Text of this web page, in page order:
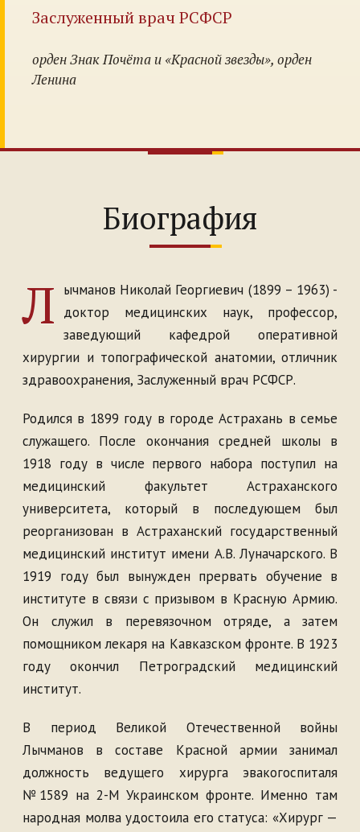
Заслуженный врач РСФСР
орден Знак Почёта и «Красной звезды», орден
Ленина
Биография
Л ычманов Николай Георгиевич (1899 – 1963) -
доктор медицинских наук, профессор,
заведующий кафедрой оперативной
хирургии и топографической анатомии, отличник
здравоохранения, Заслуженный врач РСФСР.
Родился в 1899 году в городе Астрахань в семье
служащего. После окончания средней школы в
1918 году в числе первого набора поступил на
медицинский факультет Астраханского
университета, который в последующем был
реорганизован в Астраханский государственный
медицинский институт имени А.В. Луначарского. В
1919 году был вынужден прервать обучение в
институте в связи с призывом в Красную Армию.
Он служил в перевязочном отряде, а затем
помощником лекаря на Кавказском фронте. В 1923
году окончил Петроградский медицинский
институт.
В период Великой Отечественной войны
Лычманов в составе Красной армии занимал
должность ведущего хирурга эвакогоспиталя
№1589 на 2-М Украинском фронте. Именно там
народная молва удостоила его статуса: «Хирург —